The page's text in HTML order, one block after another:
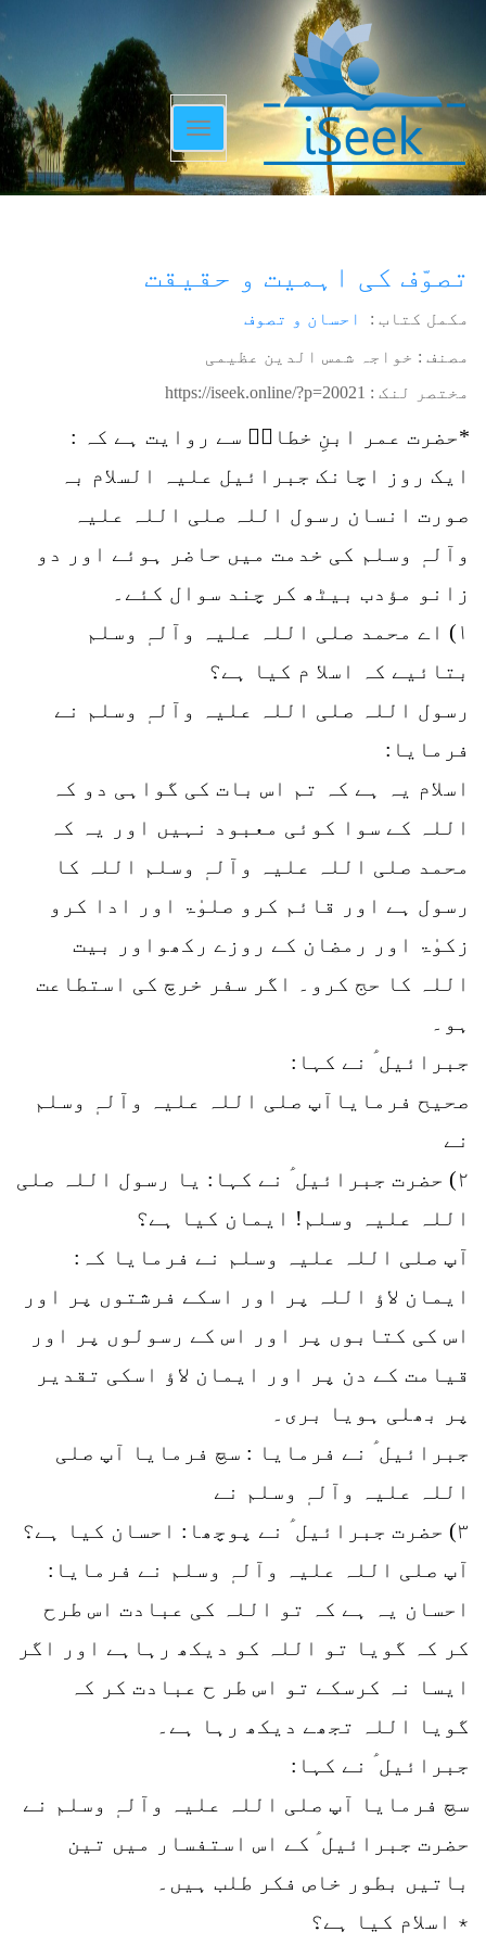
Toggle
navigation
تصوّف کی اہمیت و حقیقت
مکمل کتاب : احسان و تصوف
مصنف : خواجہ شمس الدین عظیمی
مختصر لنک : https://iseek.online/?p=20021
*حضرت عمر ابنِ خطابؓ سے روایت ہے کہ :
ایک روز اچانک جبرائیل علیہ السلام بہ
صورت انسان رسول اللہ صلی اللہ علیہ
وآلہٖ وسلم کی خدمت میں حاضر ہوئے اور دو
زانو مؤدب بیٹھ کر چند سوال کئے۔
۱) اے محمد صلی اللہ علیہ وآلہٖ وسلم
بتائیے کہ اسلا م کیا ہے؟
رسول اللہ صلی اللہ علیہ وآلہٖ وسلم نے
فرمایا:
اسلام یہ ہے کہ تم اس بات کی گواہی دو کہ
اللہ کے سوا کوئی معبود نہیں اور یہ کہ
محمد صلی اللہ علیہ وآلہٖ وسلم اللہ کا
رسول ہے اور قائم کرو صلوٰۃ اور ادا کرو
زکوٰۃ اور رمضان کے روزے رکھواور بیت
اللہ کا حج کرو۔ اگر سفر خرچ کی استطاعت
ہو۔
جبرائیل ؑ نے کہا:
صحیح فرمایاآپ صلی اللہ علیہ وآلہٖ وسلم
نے
۲) حضرت جبرائیل ؑ نے کہا: یا رسول اللہ صلی
اللہ علیہ وسلم! ایمان کیا ہے؟
آپ صلی اللہ علیہ وسلم نے فرمایا کہ:
ایمان لاؤ اللہ پر اور اسکے فرشتوں پر اور
اس کی کتابوں پر اور اس کے رسولوں پر اور
قیامت کے دن پر اور ایمان لاؤ اسکی تقدیر
پر بھلی ہویا بری۔
جبرائیل ؑ نے فرمایا : سچ فرمایا آپ صلی
اللہ علیہ وآلہٖ وسلم نے
۳) حضرت جبرائیل ؑ نے پوچھا: احسان کیا ہے؟
آپ صلی اللہ علیہ وآلہٖ وسلم نے فرمایا:
احسان یہ ہے کہ تو اللہ کی عبادت اس طرح
کر کہ گویا تو اللہ کو دیکھ رہاہے اور اگر
ایسا نہ کرسکے تو اس طر ح عبادت کر کہ
گویا اللہ تجھے دیکھ رہا ہے۔
جبرائیل ؑ نے کہا:
سچ فرمایا آپ صلی اللہ علیہ وآلہٖ وسلم نے
حضرت جبرائیل ؑ کے اس استفسار میں تین
باتیں بطور خاص فکر طلب ہیں۔
٭ اسلام کیا ہے؟